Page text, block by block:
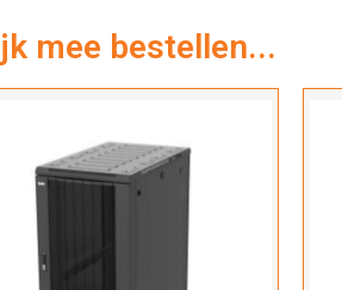
mee bestellen...